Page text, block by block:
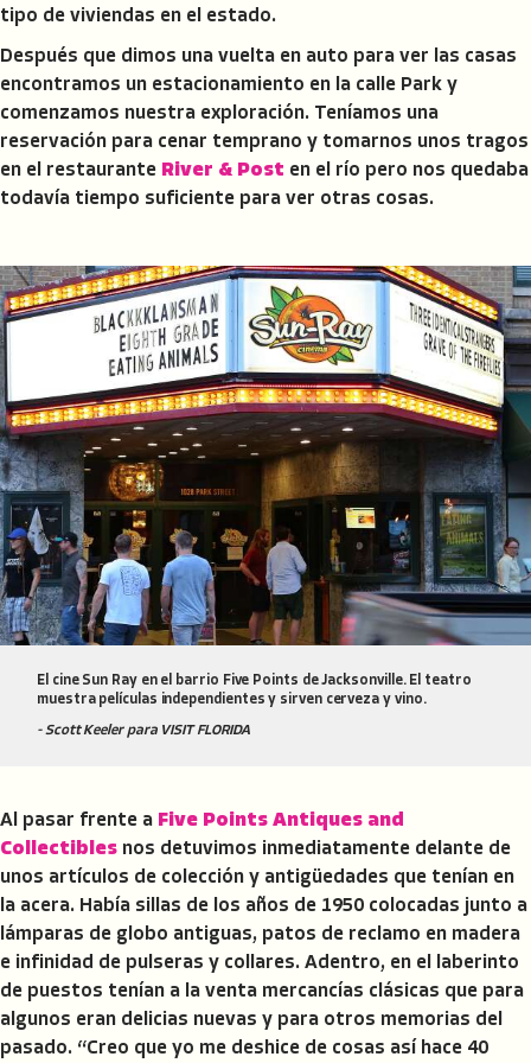
tipo de viviendas en el estado.
Después que dimos una vuelta en auto para ver las casas
encontramos un estacionamiento en la calle Park y
comenzamos nuestra exploración. Teníamos una
reservación para cenar temprano y tomarnos unos tragos
en el restaurante River & Post en el río pero nos quedaba
todavía tiempo suficiente para ver otras cosas.
El cine Sun Ray en el barrio Five Points de Jacksonville. El teatro
muestra películas independientes y sirven cerveza y vino.
- Scott Keeler para VISIT FLORIDA
Al pasar frente a Five Points Antiques and
Collectibles nos detuvimos inmediatamente delante de
unos artículos de colección y antigüedades que tenían en
la acera. Había sillas de los años de 1950 colocadas junto a
lámparas de globo antiguas, patos de reclamo en madera
e infinidad de pulseras y collares. Adentro, en el laberinto
de puestos tenían a la venta mercancías clásicas que para
algunos eran delicias nuevas y para otros memorias del
pasado. “Creo que yo me deshice de cosas así hace 40